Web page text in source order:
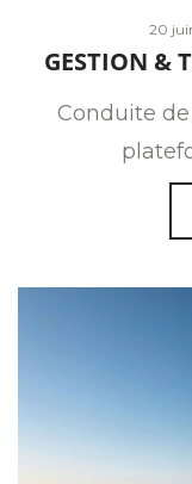
on
20
GESTION &
Conduite